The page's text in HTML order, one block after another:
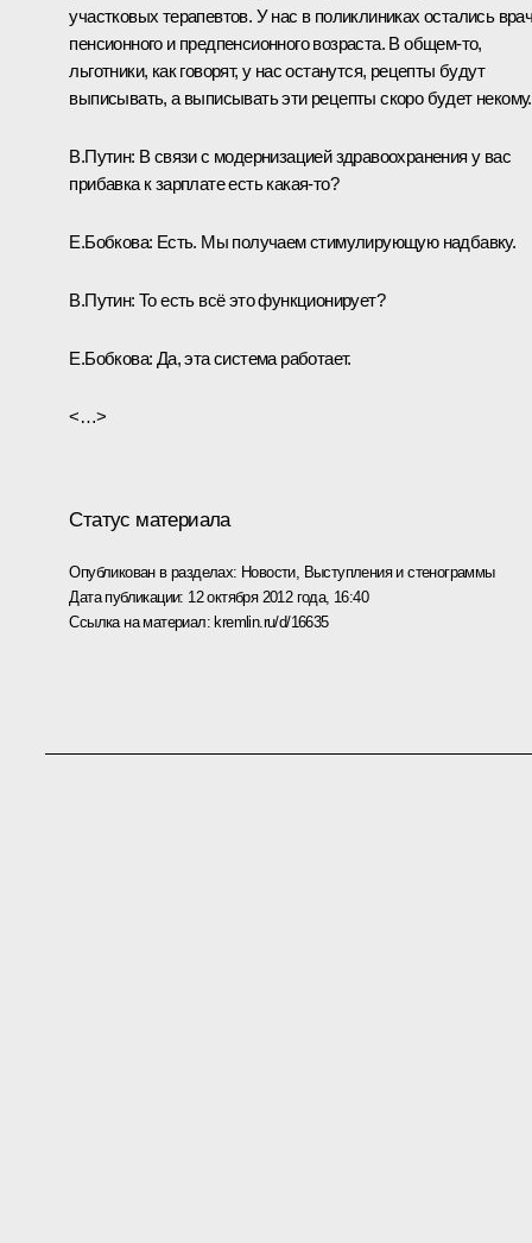
участковых терапевтов. У нас в поликлиниках остались
пенсионного и предпенсионного возраста. В общем‑то,
льготники, как говорят, у нас останутся, рецепты будут
выписывать, а выписывать эти рецепты скоро будет некому.
В.Путин: В связи с модернизацией здравоохранения у вас
прибавка к зарплате есть какая‑то?
Е.Бобкова: Есть. Мы получаем стимулирующую надбавку.
В.Путин: То есть всё это функционирует?
Е.Бобкова: Да, эта система работает.
<…>
Статус материала
Опубликован в разделах: Новости, Выступления и стенограммы
Дата публикации: 12 октября 2012 года, 16:40
Ссылка на материал: kremlin.ru/d/16635